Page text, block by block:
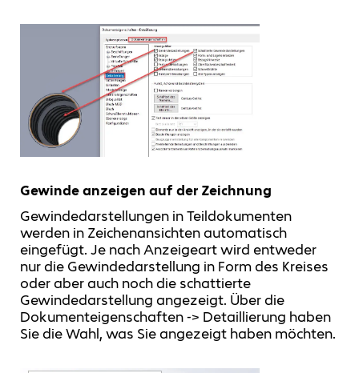
Gewinde anzeigen auf der Zeichnung
Gewindedarstellungen in Teildokumenten
werden in Zeichenansichten automatisch
eingefügt. Je nach Anzeigeart wird entweder
nur die Gewindedarstellung in Form des Kreises
oder aber auch noch die schattierte
Gewindedarstellung angezeigt. Über die
Dokumenteigenschaften -> Detaillierung haben
Sie die Wahl, was Sie angezeigt haben möchten.